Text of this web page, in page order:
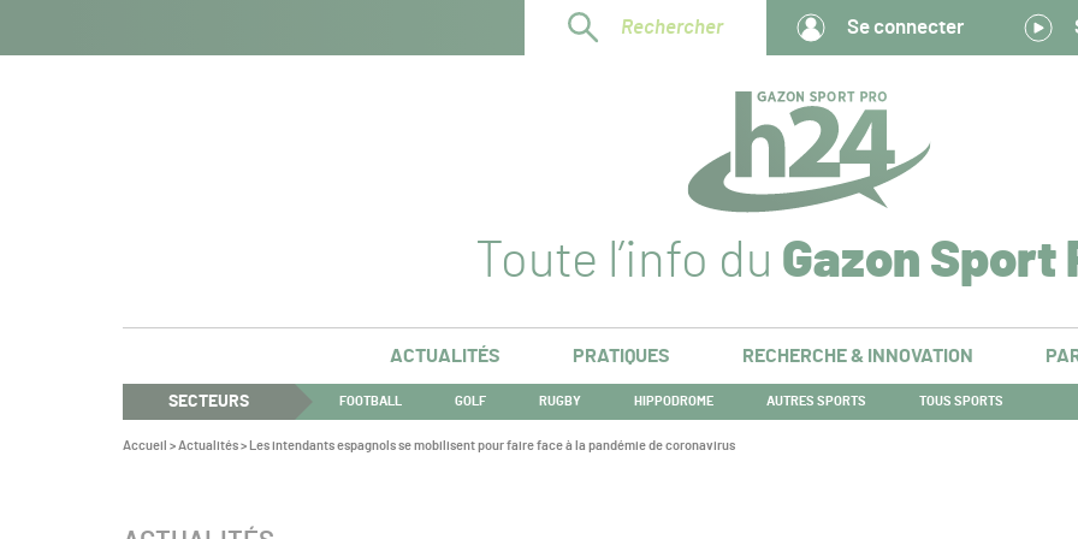
Rechercher Se connecter
Toute l’info du Gazon Sport
ACTUALITÉS PRATIQUES RECHERCHE & INNOVATION
SECTEURS FOOTBALL GOLF RUGBY HIPPODROME AUTRES SPORTS TOUS SPORTS
Vous
Accueil >Actualités> Les intendants espagnols se mobilisent pour faire face à la pandémie de coronavirus